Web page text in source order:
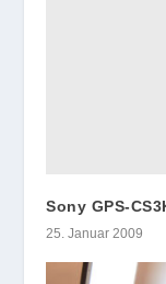
Sony GPS-
25. Januar 2009